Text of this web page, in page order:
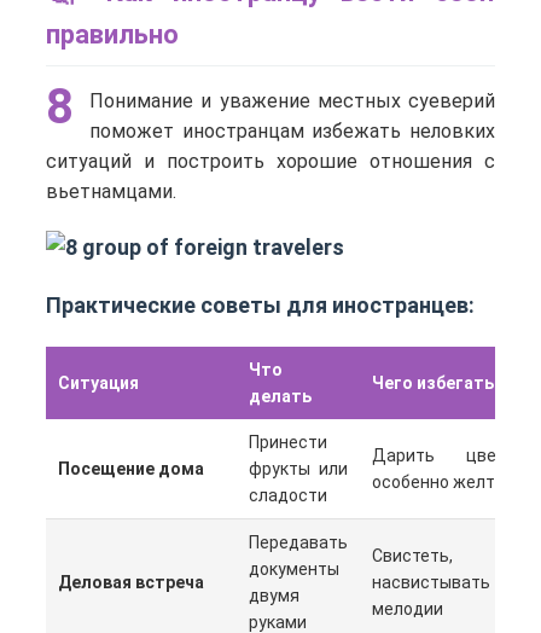
правильно
8
Понимание и уважение местных суеверий
поможет иностранцам избежать неловких
ситуаций и построить хорошие отношения с
вьетнамцами.
Практические советы для иностранцев:
Ситуация
Что
делать
Чего избегать
Посещение дома
Принести
фрукты или
сладости
Дарить цветы,
особенно желтые
Деловая встреча
Передавать
документы
двумя
руками
Свистеть,
насвистывать
мелодии